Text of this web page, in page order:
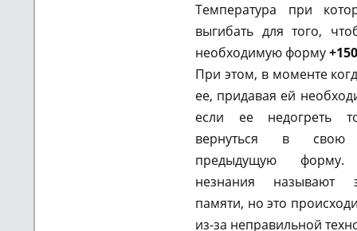
Температура при
выгибать для того,
необходимую форму+
При этом, в моменте
ее, придавая ей
если ее недогреть
вернуться в свою
предыдущую
незнания называют
памяти, но это
из-за неправильной